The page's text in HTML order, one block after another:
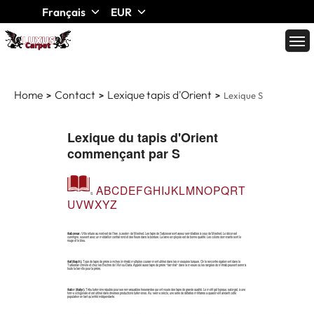
Français EUR
Home Contact Lexique tapis d'Orient Lexique S
Lexique du tapis d'Orient
commençant par S
S ABCDEFGHIJKLMNOPQRT
UVWXYZ
Sabzevar:Ville située au nord-est de l’Iran, à 250km de Meshed. Les tapis de Sabzevar sont assez semblables à ceux de Meshed. Le décor est
curviligne, souvent avec un médaillon central rond et des fleurs dans la bordure. La laine employée est de bonne qualité. Les coloris dominants sont le
rouge et le bleu.
Saf (Saph):Type de tapis de prière à niches (mihrab) multiples couramment utilisé dans les mosquées turques. On le rencontre également dans le
Turkestan chinois et chez les Bechirs de l’Amou-Daria. Appelé aussi tapis de prière "familial" dans la mesure où les rangées de mihrab peuvent servir à
toute la famille pour la prière.
Salor (Salyr):Tribu turkmène réputée pour ses remarquables tisserandes qui ont noués des tapis de grande qualité. Le motif gül typique, salor-gül, à une
forme octogonale et est utilisé dans diverses productions turkmènes. Au 19ème siècle, une série de défaites militaires a quasiment anéanti cette
population en tant qu’entité indépendante.